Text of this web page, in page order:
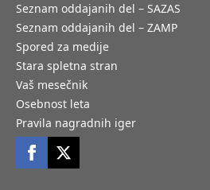
Seznam oddajanih del – SAZAS
Seznam oddajanih del – ZAMP
Spored za medije
Stara spletna stran
Vaš mesečnik
Osebnost leta
Pravila nagradnih iger